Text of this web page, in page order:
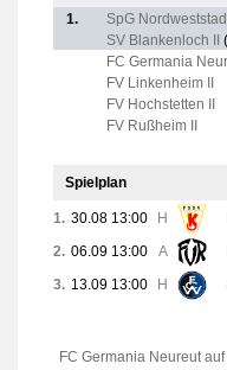
1.
SpG
SV Blankenloch II
FC Germania
FV Linkenheim II
FV Hochstetten II
FV Rußheim II
Spielplan
1. 30.08 13:00 H
2. 06.09 13:00 A
3. 13.09 13:00 H
FC Germania Neureut